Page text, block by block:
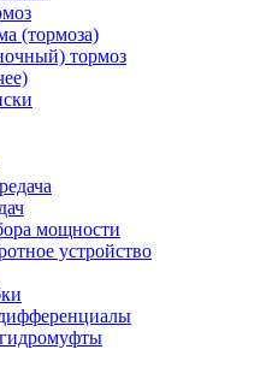
(тормоза)
тормоз
мощности
устройство